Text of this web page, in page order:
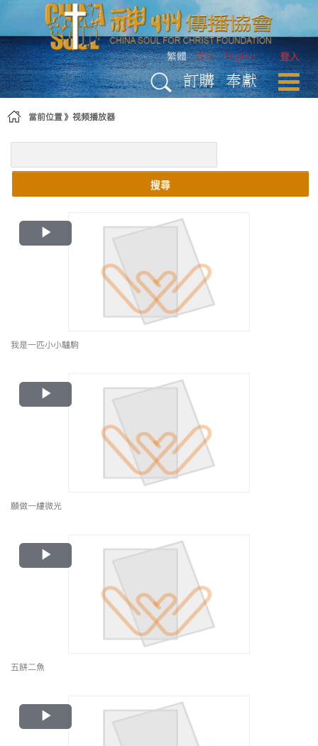
略過到內容
登入
繁體 简体 English
訂購 奉獻
當前位置 视频播放器
搜尋
Play
Video
我是一匹小小驢駒
Play
Video
願做一縷微光
Play
Video
五餅二魚
Play
Video